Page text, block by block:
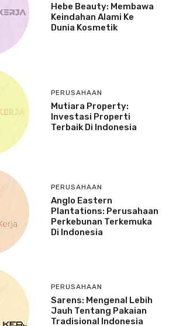
Hebe Beauty: Membawa
Keindahan Alami Ke
Dunia Kosmetik
PERUSAHAAN
Mutiara Property:
Investasi Properti
Terbaik Di Indonesia
PERUSAHAAN
Anglo Eastern
Plantations: Perusahaan
Perkebunan Terkemuka
Di Indonesia
PERUSAHAAN
Sarens: Mengenal Lebih
Jauh Tentang Pakaian
Tradisional Indonesia